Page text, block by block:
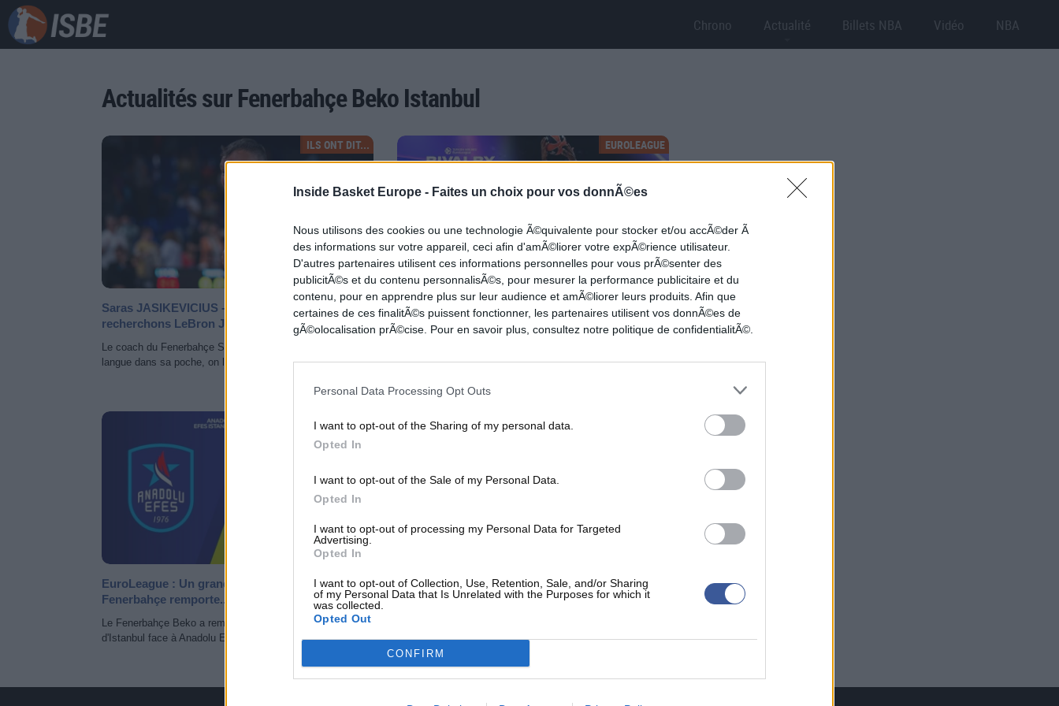
Inside Basket Europe - Faites un choix pour vos donnÃ©es
Nous utilisons des cookies ou une technologie Ã©quivalente pour stocker et/ou accÃ©der Ã
des informations sur votre appareil, ceci afin d'amÃ©liorer votre expÃ©rience utilisateur.
D'autres partenaires utilisent ces informations personnelles pour vous prÃ©senter des
publicitÃ©s et du contenu personnalisÃ©s, pour mesurer la performance publicitaire et du
contenu, pour en apprendre plus sur leur audience et amÃ©liorer leurs produits. Afin que
certaines de ces finalitÃ©s puissent fonctionner, les partenaires utilisent vos donnÃ©es de
gÃ©olocalisation prÃ©cise. Pour en savoir plus, consultez notre politique de confidentialitÃ©.
Personal Data Processing Opt Outs
I want to opt-out of the Sharing of my personal data.
Opted In
I want to opt-out of the Sale of my Personal Data.
Opted In
I want to opt-out of processing my Personal Data for Targeted
Advertising.
Opted In
I want to opt-out of Collection, Use, Retention, Sale, and/or Sharing
of my Personal Data that Is Unrelated with the Purposes for which it
was collected.
Opted Out
CONFIRM
Chrono Actualité Billets NBA Vidéo NBA
Actualités sur Fenerbahçe Beko Istanbul
ILS ONT DIT...
Saras JASIKEVICIUS - Fenerbahçe : Nous
recherchons LeBron James !
Le coach du Fenerbahçe Saras JASIKEVICIUS n'a pas la
langue dans sa poche, on le sait...
EUROLEAGUE
Le derby stambouliote est pour le Fenerbahçe
Beko !
d’EuroLeague puisque Andalou Efes et Fenerbahçe Beko,
EUROLEAGUE
EuroLeague : Un grand Nando De Colo et le
Fenerbahçe remporte...
Le Fenerbahçe Beko a remporté hier au soir le derby
d'Istanbul face à Anadolu Efes sur le score de...
ACTUALITÉS EUROPE
Igor Kokoskov nouvel entraîneur du Fenerbahçe
Kings et devrait rejoindre la ville d'Istanbul et le
championnat...